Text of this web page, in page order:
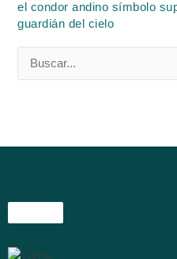
el condor andino símbolo
guardián del cielo
p
r